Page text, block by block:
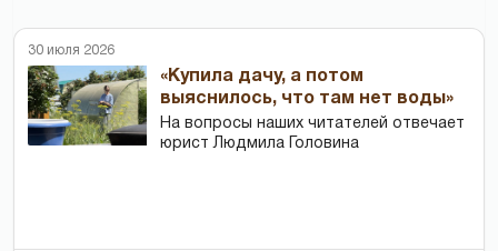
30 июля 2026
«Купила дачу, а потом
выяснилось, что там нет воды»
На вопросы наших читателей отвечает
юрист Людмила Головина